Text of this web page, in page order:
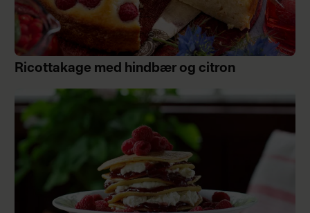
Ricottakage med hindbær og citron